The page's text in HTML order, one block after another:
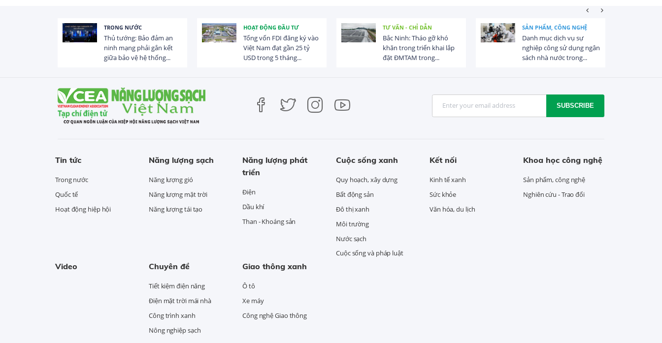
TRONG NƯỚC
Thủ tướng: Bảo đảm an
ninh mạng phải gắn kết
giữa bảo vệ hệ thống...
HOẠT ĐỘNG ĐẦU TƯ
Tổng vốn FDI đăng ký vào
Việt Nam đạt gần 25 tỷ
USD trong 5 tháng...
TƯ VẤN - CHỈ DẪN
Bắc Ninh: Tháo gỡ khó
khăn trong triển khai lắp
đặt ĐMTAM trong...
SẢN PHẨM, CÔNG NGHỆ
Danh mục dịch vụ sự
nghiệp công sử dụng ngân
sách nhà nước trong...
SUBSCRIBE
Tin tức
Trong nước
Quốc tế
Hoạt động hiệp hội
Năng lượng sạch
Năng lượng gió
Năng lượng mặt trời
Năng lượng tái tạo
Năng lượng phát
triển
Điện
Dầu khí
Than - Khoáng sản
Cuộc sống xanh
Quy hoạch, xây dựng
Bất động sản
Đô thị xanh
Môi trường
Nước sạch
Cuộc sống và pháp luật
Kết nối
Kinh tế xanh
Sức khỏe
Văn hóa, du lịch
Khoa học công nghệ
Sản phẩm, công nghệ
Nghiên cứu - Trao đổi
Video Chuyên đề
Tiết kiệm điện năng
Điện mặt trời mái nhà
Công trình xanh
Nông nghiệp sạch
Giao thông xanh
Ô tô
Xe máy
Công nghệ Giao thông